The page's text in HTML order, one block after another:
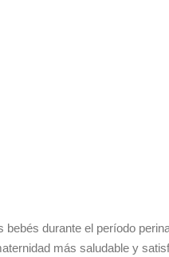
durante el período
más saludable y